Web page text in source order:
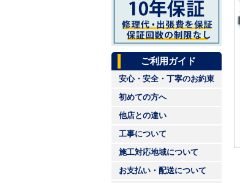
ご利用ガイド
安心・安全・丁寧のお約束
初めての方へ
他店との違い
工事について
施工対応地域について
お支払い・配送について